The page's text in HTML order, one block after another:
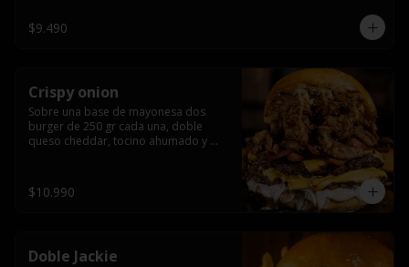
$9.490
Crispy onion
Sobre una base de mayonesa dos
burger de 250 gr cada una, doble
queso cheddar, tocino ahumado y
$10.990
Doble Jackie